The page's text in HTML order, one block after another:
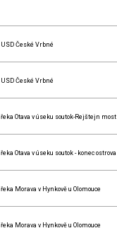
USD České Vrbné
USD České Vrbné
řeka Otava v úseku soutok-Rejštejn most
řeka Otava v úseku soutok - konec ostrova
řeka Morava v Hynkově u Olomouce
řeka Morava v Hynkově u Olomouce